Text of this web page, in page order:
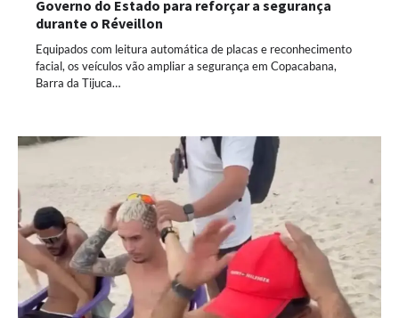
Governo do Estado para reforçar a segurança
durante o Réveillon
Equipados com leitura automática de placas e reconhecimento
facial, os veículos vão ampliar a segurança em Copacabana,
Barra da Tijuca…